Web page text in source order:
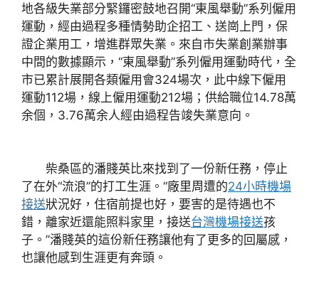
地各級失業部分緊鑼密鼓地召開“東風舉動”系列僱用
運動，經由過程多種情勢助企招工、送崗上門，保
證企業用工，增進群眾失業。來自市失業創業辦事
中間的數據顯示，“東風舉動”系列僱用運動時代，全
市已累計展開各類僱用會324場次，此中線下僱用
運動112場，線上僱用運動212場；供給職位14.78萬
余個，3.76萬余人經由過程告竣失業意向。
柴桑區的潘賤英比來找到了一份新任務，停止
了在外“流浪”的打工生涯。“廠里周遭的24小時機場
接送狀況好，住宿前提也好，要害的是待遇也不
錯，離家近還能照料家里，接送台灣機場接送孩
子。”潘賤英的這份新任務讓他有了更多的回屬感，
也讓他感到生涯更有奔頭。